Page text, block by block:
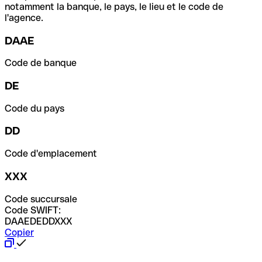
notamment la banque, le pays, le lieu et le code de
l'agence.
DAAE
Code de banque
DE
Code du pays
DD
Code d'emplacement
XXX
Code succursale
Code SWIFT:
DAAEDEDDXXX
Copier